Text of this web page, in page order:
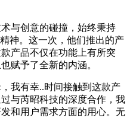
与创意的碰撞，始终秉持
神。这一次，他们推出的产
产品不仅在功能上有所突
赋予了全新的内涵。
我有幸..时间接触到这款产
与芮昭科技的深度合作，我
和用户需求方面的用心。无